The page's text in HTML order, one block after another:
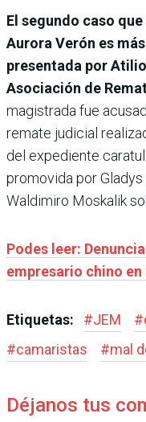
El segundo caso
Aurora Verón es
presentada por
Asociación de
magistrada fue
remate judicial
del expediente
promovida por
Waldimiro Moskalik
Podes leer:
empresario chino en
Etiquetas: #JEM #
#camaristas #mal
Déjanos tus